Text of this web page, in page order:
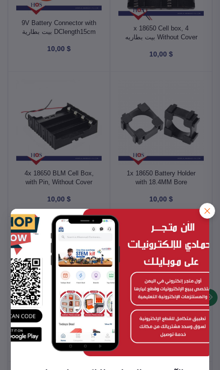
4 x 18650 Cell box,
Without Cover بيت بطاريه
$ 10,00
9V Battery Connector with
DClength15cm بيت بطارية
$ 10,00
1x 18650 Battery Holder
with 18.4MM Bore
ليثيوم $ 10,00
4x 18650 BLM Cell Box,
with Pin, Without Cover
$ 10,00
with Pin, Without Cover
بيت بطارية ليثيوم
$ 10,00
2x 18650 BLM Cell Box,
with Pin, Without Cover
بيت بطارية ليثيوم
$ 10,00